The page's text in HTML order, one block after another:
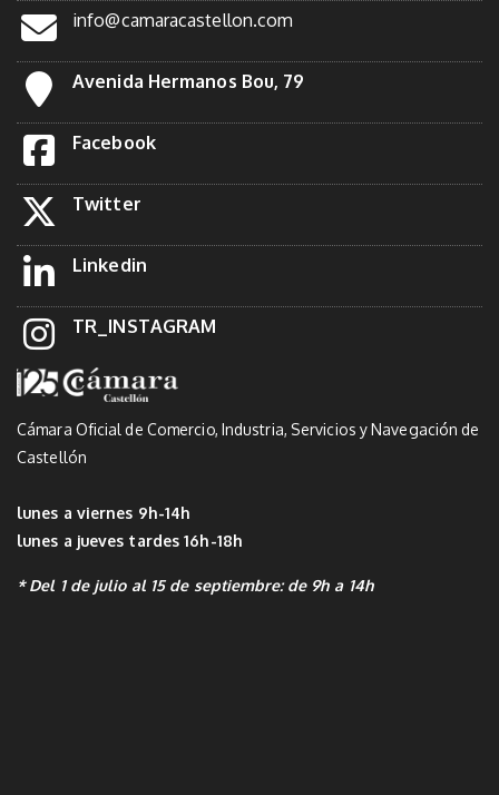
info@camaracastellon.com
Avenida Hermanos Bou, 79
Facebook
Twitter
Linkedin
TR_INSTAGRAM
Cámara Oficial de Comercio, Industria, Servicios y Navegación de
Castellón
lunes a viernes 9h-14h
lunes a jueves tardes 16h-18h
* Del 1 de julio al 15 de septiembre: de 9h a 14h